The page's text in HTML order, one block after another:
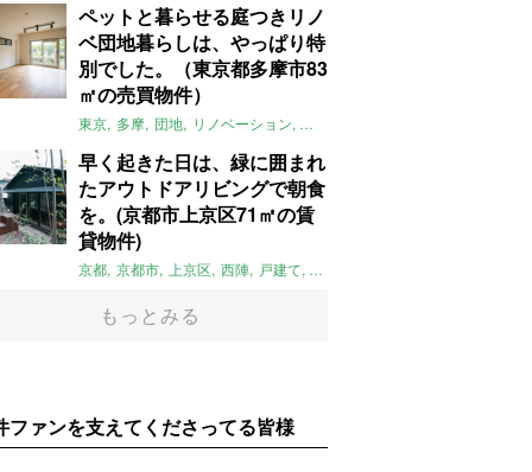
ペットと暮らせる庭つきリノ
ベ団地暮らしは、やっぱり特
別でした。（東京都多摩市83
㎡の売買物件）
東京 多摩 団地 リノベーション 庭
早く起きた日は、緑に囲まれ
たアウトドアリビングで朝食
を。(京都市上京区71㎡の賃
貸物件)
京都 京都市 上京区 西陣 戸建て 平屋
もっとみる
ファンを支えてくださってる皆様